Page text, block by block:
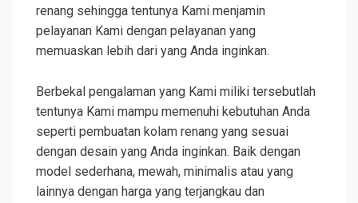
renang sehingga tentunya Kami menjamin
pelayanan Kami dengan pelayanan yang
memuaskan lebih dari yang Anda inginkan.
Berbekal pengalaman yang Kami miliki tersebutlah
tentunya Kami mampu memenuhi kebutuhan Anda
seperti pembuatan kolam renang yang sesuai
dengan desain yang Anda inginkan. Baik dengan
model sederhana, mewah, minimalis atau yang
lainnya dengan harga yang terjangkau dan